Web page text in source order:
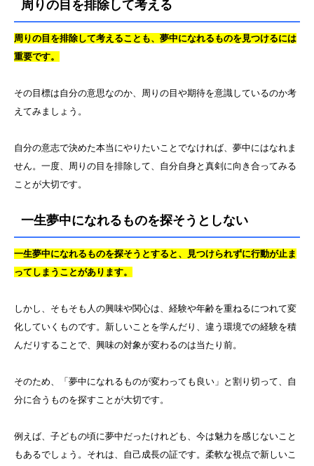
周りの目を排除して考える
周りの目を排除して考えることも、夢中になれるものを見つけるには
重要です。
その目標は自分の意思なのか、周りの目や期待を意識しているのか考
えてみましょう。
自分の意志で決めた本当にやりたいことでなければ、夢中にはなれま
せん。一度、周りの目を排除して、自分自身と真剣に向き合ってみる
ことが大切です。
一生夢中になれるものを探そうとしない
一生夢中になれるものを探そうとすると、見つけられずに行動が止ま
ってしまうことがあります。
しかし、そもそも人の興味や関心は、経験や年齢を重ねるにつれて変
化していくものです。新しいことを学んだり、違う環境での経験を積
んだりすることで、興味の対象が変わるのは当たり前。
そのため、「夢中になれるものが変わっても良い」と割り切って、自
分に合うものを探すことが大切です。
例えば、子どもの頃に夢中だったけれども、今は魅力を感じないこと
もあるでしょう。それは、自己成長の証です。柔軟な視点で新しいこ